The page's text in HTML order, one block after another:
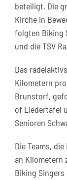
beteiligt. Die
Kirche in
folgten Biking
und die TSV
Das
Kilometern
Brunstorf,
of Liedertafel
Senioren
Die Teams,
an Kilometern
Biking